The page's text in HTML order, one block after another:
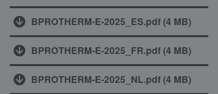
BPROTHERM-E-2025_ES.pdf (4 MB)
BPROTHERM-E-2025_FR.pdf (4 MB)
BPROTHERM-E-2025_NL.pdf (4 MB)